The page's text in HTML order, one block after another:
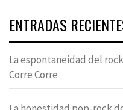
ENTRADAS
La espontaneidad del
Corre Corre